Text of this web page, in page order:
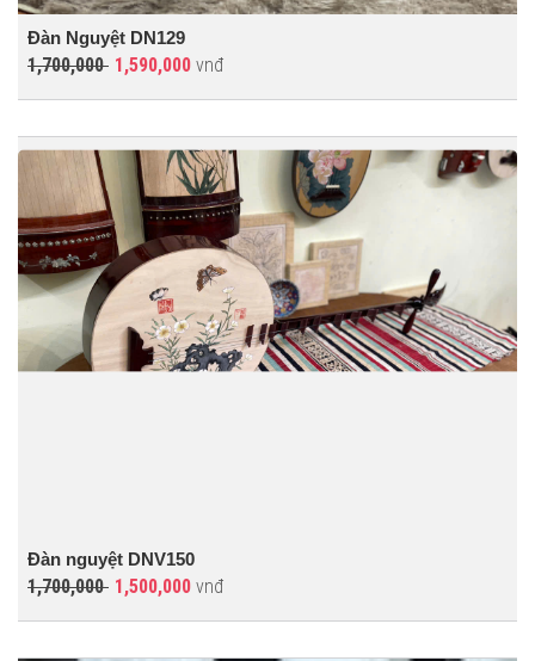
Đàn Nguyệt DN129
1,700,000 1,590,000 vnđ
Đàn nguyệt DNV150
1,700,000 1,500,000 vnđ